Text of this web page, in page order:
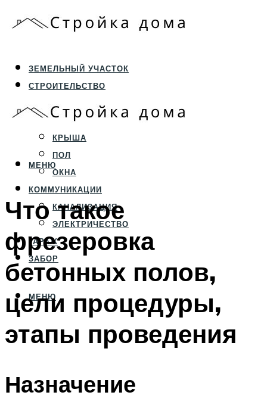
ЗЕМЕЛЬНЫЙ УЧАСТОК
СТРОИТЕЛЬСТВО
ФУНДАМЕНТ И ЦОКОЛЬ
ПЕРЕКРЫТИЯ И СТЕНЫ
КРЫША
ПОЛ
ОКНА
КОММУНИКАЦИИ
КАНАЛИЗАЦИЯ
ЭЛЕКТРИЧЕСТВО
ГАРАЖ
ЗАБОР
МЕНЮ
МЕНЮ
Что такое
фрезеровка
бетонных полов,
цели процедуры,
этапы проведения
Назначение